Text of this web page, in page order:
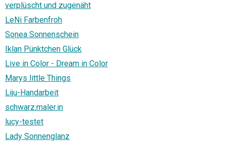
verplüscht und zugenäht
LeNi Farbenfroh
Sonea Sonnenschein
Iklan Pünktchen Glück
Live in Color - Dream in Color
Marys little Things
Liju-Handarbeit
schwarz.maler.in
lucy-testet
Lady Sonnenglanz